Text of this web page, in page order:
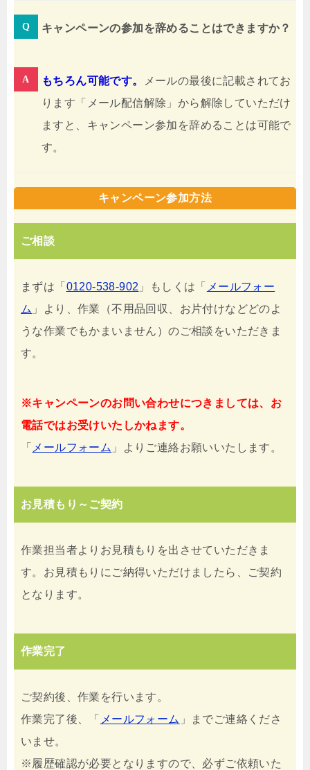
キャンペーンの参加を辞めることはできますか？
もちろん可能です。
メールの最後に記載されてお
ります「メール配信解除」から解除していただけ
ますと、キャンペーン参加を辞めることは可能で
す。
キャンペーン参加方法
ご相談
まずは「 0120-538-902 」もしくは「
メールフォー
ム 」より、作業（不用品回収、お片付けなどどのよ
うな作業でもかまいません）のご相談をいただきま
す。
※キャンペーンのお問い合わせにつきましては、お
電話ではお受けいたしかねます。
「 メールフォーム 」よりご連絡お願いいたします。
お見積もり～ご契約
作業担当者よりお見積もりを出させていただきま
す。お見積もりにご納得いただけましたら、ご契約
となります。
作業完了
ご契約後、作業を行います。
作業完了後、「
メールフォーム 」までご連絡くださ
いませ。
※履歴確認が必要となりますので、必ずご依頼いた